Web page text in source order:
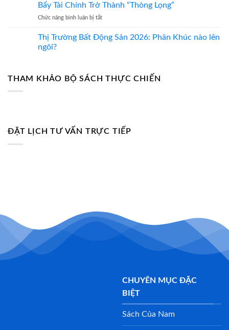
Bẩy Tài Chính Trở Thành “Thòng Lọng”
Chức năng bình luận bị tắtở
Nợ
1.000
Động
Bẩy
Thị Trường Bất Động Sản 2026: Phân Khúc nào lên
ngôi?
THAM KHẢO BỘ SÁCH THỰC CHIẾN
ĐẶT LỊCH TƯ VẤN TRỰC TIẾP
CHUYÊN MỤC ĐẶC
BIỆT
Sách Của Nam